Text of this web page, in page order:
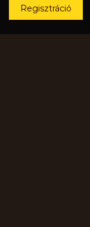
Regisztráció